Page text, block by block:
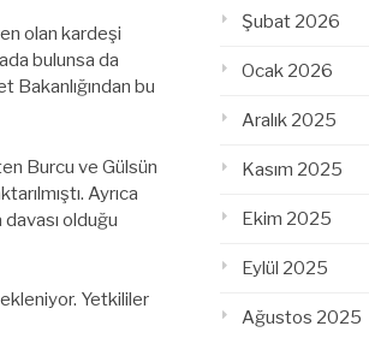
olan kardeşi
bulunsa da
Bakanlığından bu
Burcu ve Gülsün
Ayrıca
olduğu
Yetkililer
Şubat 2026
Ocak 2026
Aralık 2025
Kasım 2025
Ekim 2025
Eylül 2025
Ağustos 2025